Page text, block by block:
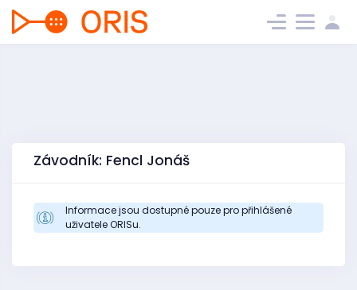
Závodník: Fencl Jonáš
Informace jsou dostupné pouze pro přihlášené
uživatele ORISu.